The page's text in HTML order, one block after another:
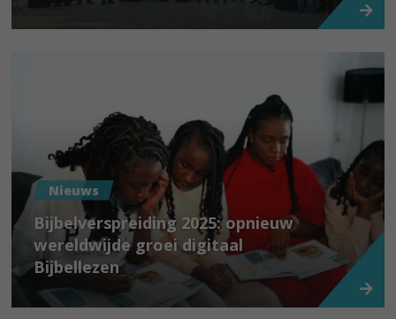
Nieuws
Bijbelverspreiding 2025: opnieuw
wereldwijde groei digitaal
Bijbellezen